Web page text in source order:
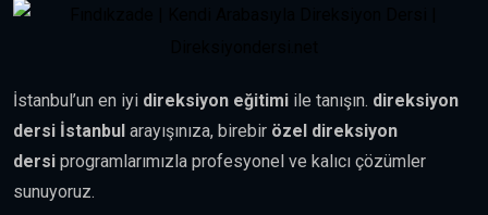
İstanbul’un en iyi direksiyon eğitimi ile tanışın. direksiyon
dersi İstanbul arayışınıza, birebir özel direksiyon
dersi programlarımızla profesyonel ve kalıcı çözümler
sunuyoruz.